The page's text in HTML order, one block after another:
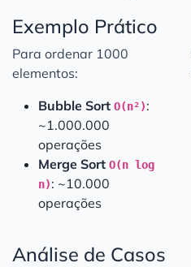
Exemplo Prático
Para ordenar 1000
elementos:
Bubble Sort O(n²):
~1.000.000
operações
Merge Sort O(n log
n): ~10.000
operações
Análise de Casos